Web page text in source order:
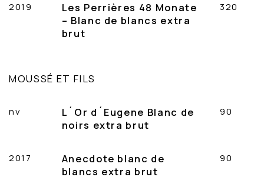
2019
Les Perrières 48 Monate
– Blanc de blancs extra
brut
320
MOUSSÉ ET FILS
nv
L´Or d´Eugene Blanc de
noirs extra brut
90
2017
Anecdote blanc de
blancs extra brut
90